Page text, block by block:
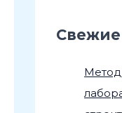
Свежие